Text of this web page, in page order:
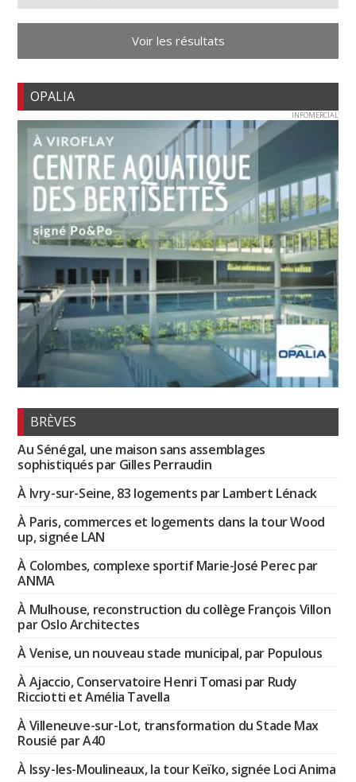
Voir les résultats
OPALIA
INFOMERCIAL
BRÈVES
Au Sénégal, une maison sans assemblages
sophistiqués par Gilles Perraudin
À Ivry-sur-Seine, 83 logements par Lambert Lénack
À Paris, commerces et logements dans la tour Wood
up, signée LAN
À Colombes, complexe sportif Marie-José Perec par
ANMA
À Mulhouse, reconstruction du collège François Villon
par Oslo Architectes
À Venise, un nouveau stade municipal, par Populous
À Ajaccio, Conservatoire Henri Tomasi par Rudy
Ricciotti et Amélia Tavella
À Villeneuve-sur-Lot, transformation du Stade Max
Rousié par A40
À Issy-les-Moulineaux, la tour Keïko, signée Loci Anima